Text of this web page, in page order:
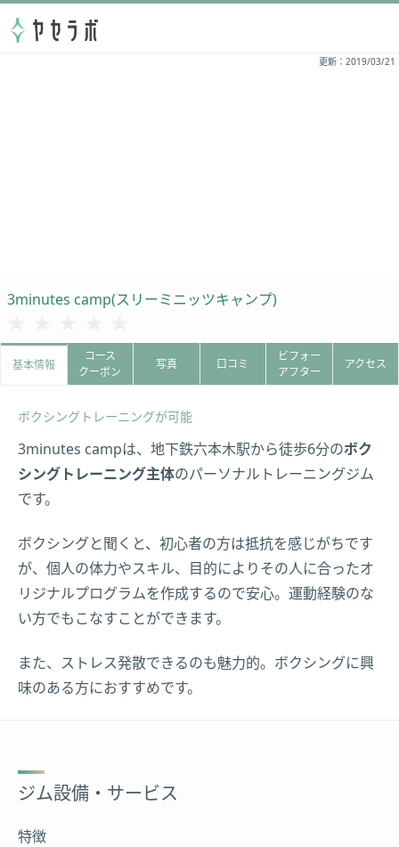
更新：2019/03/21
3minutes camp(スリーミニッツキャンプ)
基本情報
コース
クーポン
写真 口コミ
ビフォー
アフター
アクセス
ボクシングトレーニングが可能
3minutes campは、地下鉄六本木駅から徒歩6分のボク
シングトレーニング主体のパーソナルトレーニングジム
です。
ボクシングと聞くと、初心者の方は抵抗を感じがちです
が、個人の体力やスキル、目的によりその人に合ったオ
リジナルプログラムを作成するので安心。運動経験のな
い方でもこなすことができます。
また、ストレス発散できるのも魅力的。ボクシングに興
味のある方におすすめです。
ジム設備・サービス
特徴